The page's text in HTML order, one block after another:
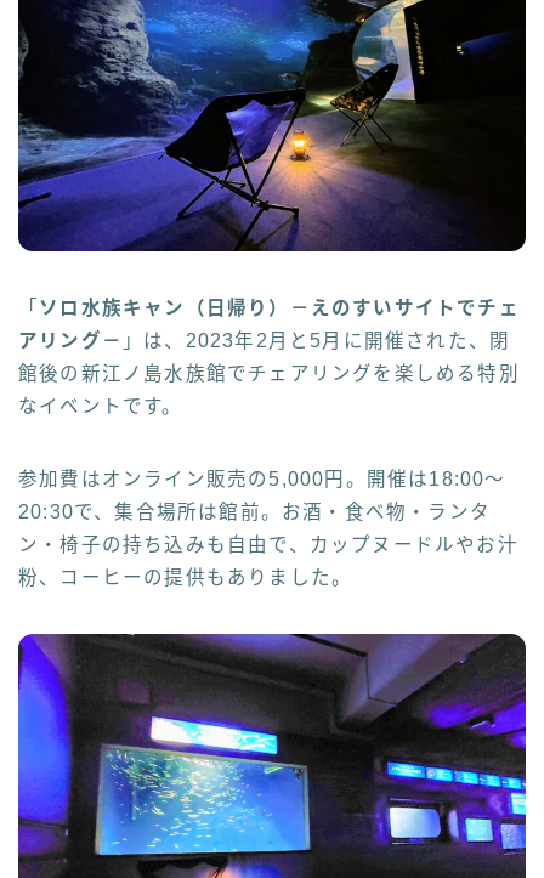
「 ソロ水族キャン（日帰り）－えのすいサイトでチェ
アリング－ 」は、2023年2月と5月に開催された、閉
館後の新江ノ島水族館でチェアリングを楽しめる特別
なイベントです。
参加費はオンライン販売の5,000円。開催は18:00〜
20:30で、集合場所は館前。お酒・食べ物・ランタ
ン・椅子の持ち込みも自由で、カップヌードルやお汁
粉、コーヒーの提供もありました。